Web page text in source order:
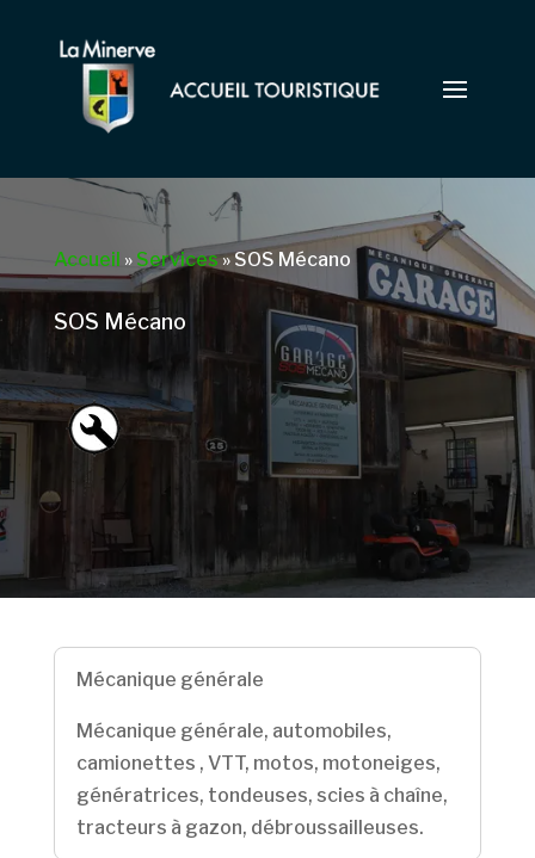
Accueil » Services»SOS Mécano
SOS Mécano
Mécanique générale
Mécanique générale, automobiles,
camionettes , VTT, motos, motoneiges,
génératrices, tondeuses, scies à chaîne,
tracteurs à gazon, débroussailleuses.